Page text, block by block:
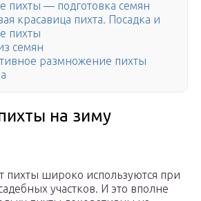
пихты — подготовка семян
красавица пихта. Посадка и
пихты
семян
размножение пихты
на зиму
пихты широко используются при
участков. И это вполне